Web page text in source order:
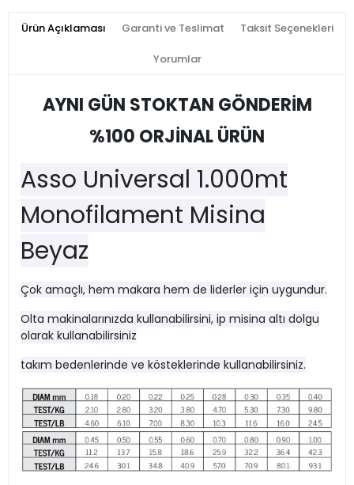
Ürün Açıklaması Garanti ve Teslimat Taksit Seçenekleri
Yorumlar
AYNI GÜN STOKTAN GÖNDERİM
%100 ORJİNAL ÜRÜN
Asso Universal 1.000mt
Monofilament Misina
Beyaz
Çok amaçlı, hem makara hem de liderler için uygundur.
Olta makinalarınızda kullanabilirsini, ip misina altı dolgu
olarak kullanabilirsiniz
takım bedenlerinde ve kösteklerinde kullanabilirsiniz.